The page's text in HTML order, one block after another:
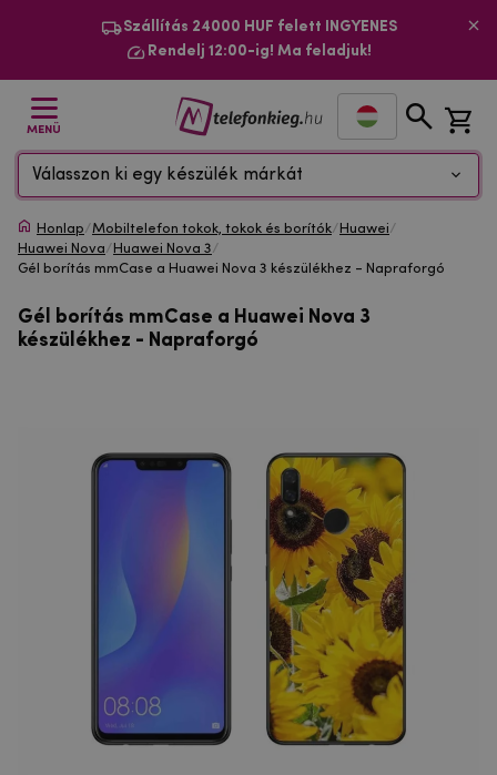
Szállítás 24000 HUF felett INGYENES
Rendelj 12:00-ig! Ma feladjuk!
MENÜ
Válasszon ki egy készülék márkát
Honlap/Mobiltelefon tokok, tokok és borítók/ Huawei/
Huawei Nova/ Huawei Nova 3/
Gél borítás mmCase a Huawei Nova 3 készülékhez - Napraforgó
Gél borítás mmCase a Huawei Nova 3
készülékhez - Napraforgó